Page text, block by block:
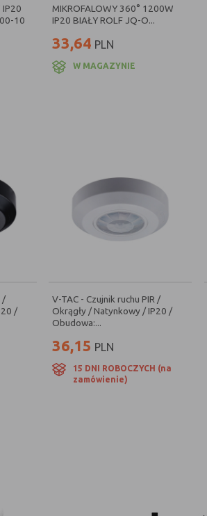
IP20
10
MIKROFALOWY 360° 1200W
IP20 BIAŁY ROLF JQ-O...
33,64 PLN
W MAGAZYNIE
/
/
V-TAC - Czujnik ruchu PIR /
Okrągły / Natynkowy / IP20 /
Obudowa:...
36,15 PLN
15 DNI ROBOCZYCH (na
zamówienie)